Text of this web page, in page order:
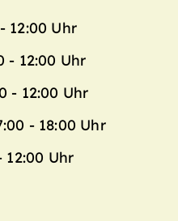
12:00 Uhr
- 12:00 Uhr
- 12:00 Uhr
- 18:00 Uhr
12:00 Uhr